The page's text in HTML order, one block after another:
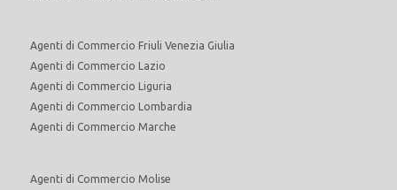
Agenti di Commercio Friuli Venezia Giulia
Agenti di Commercio Lazio
Agenti di Commercio Liguria
Agenti di Commercio Lombardia
Agenti di Commercio Marche
Agenti di Commercio Molise